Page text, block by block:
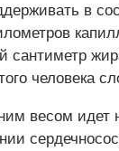
в
сантиметр
человека
весом идет